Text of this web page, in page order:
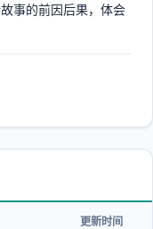
事的前因后果，体会
更新时间